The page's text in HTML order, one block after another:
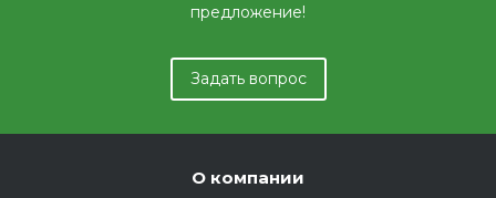
предложение!
Задать вопрос
О компании